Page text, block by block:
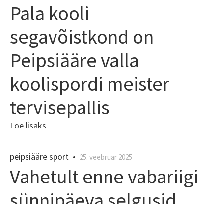
Pala kooli
segavõistkond on
Peipsiääre valla
koolispordi meister
tervisepallis
Loe lisaks
peipsiääre sport • 25. veebruar 2025
Vahetult enne vabariigi